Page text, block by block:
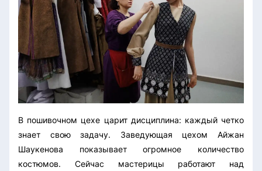
В пошивочном цехе царит дисциплина: каждый четко
знает свою задачу. Заведующая цехом Айжан
Шаукенова показывает огромное количество
костюмов. Сейчас мастерицы работают над